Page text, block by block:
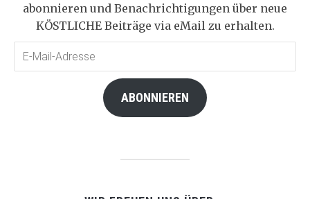
abonnieren und Benachrichtigungen über neue
KÖSTLICHE Beiträge via eMail zu erhalten.
ABONNIEREN